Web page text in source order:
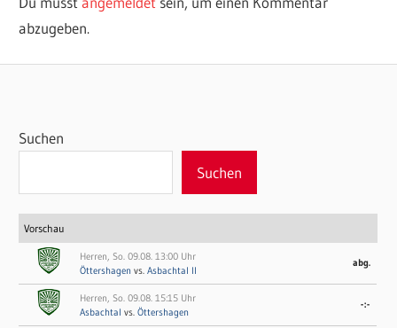
abzugeben.
Suchen
Suchen
Vorschau
Herren, So. 09.08. 13:00 Uhr
Öttershagenvs.Asbachtal II
abg.
Herren, So. 09.08. 15:15 Uhr
Asbachtal vs.Öttershagen
-:-